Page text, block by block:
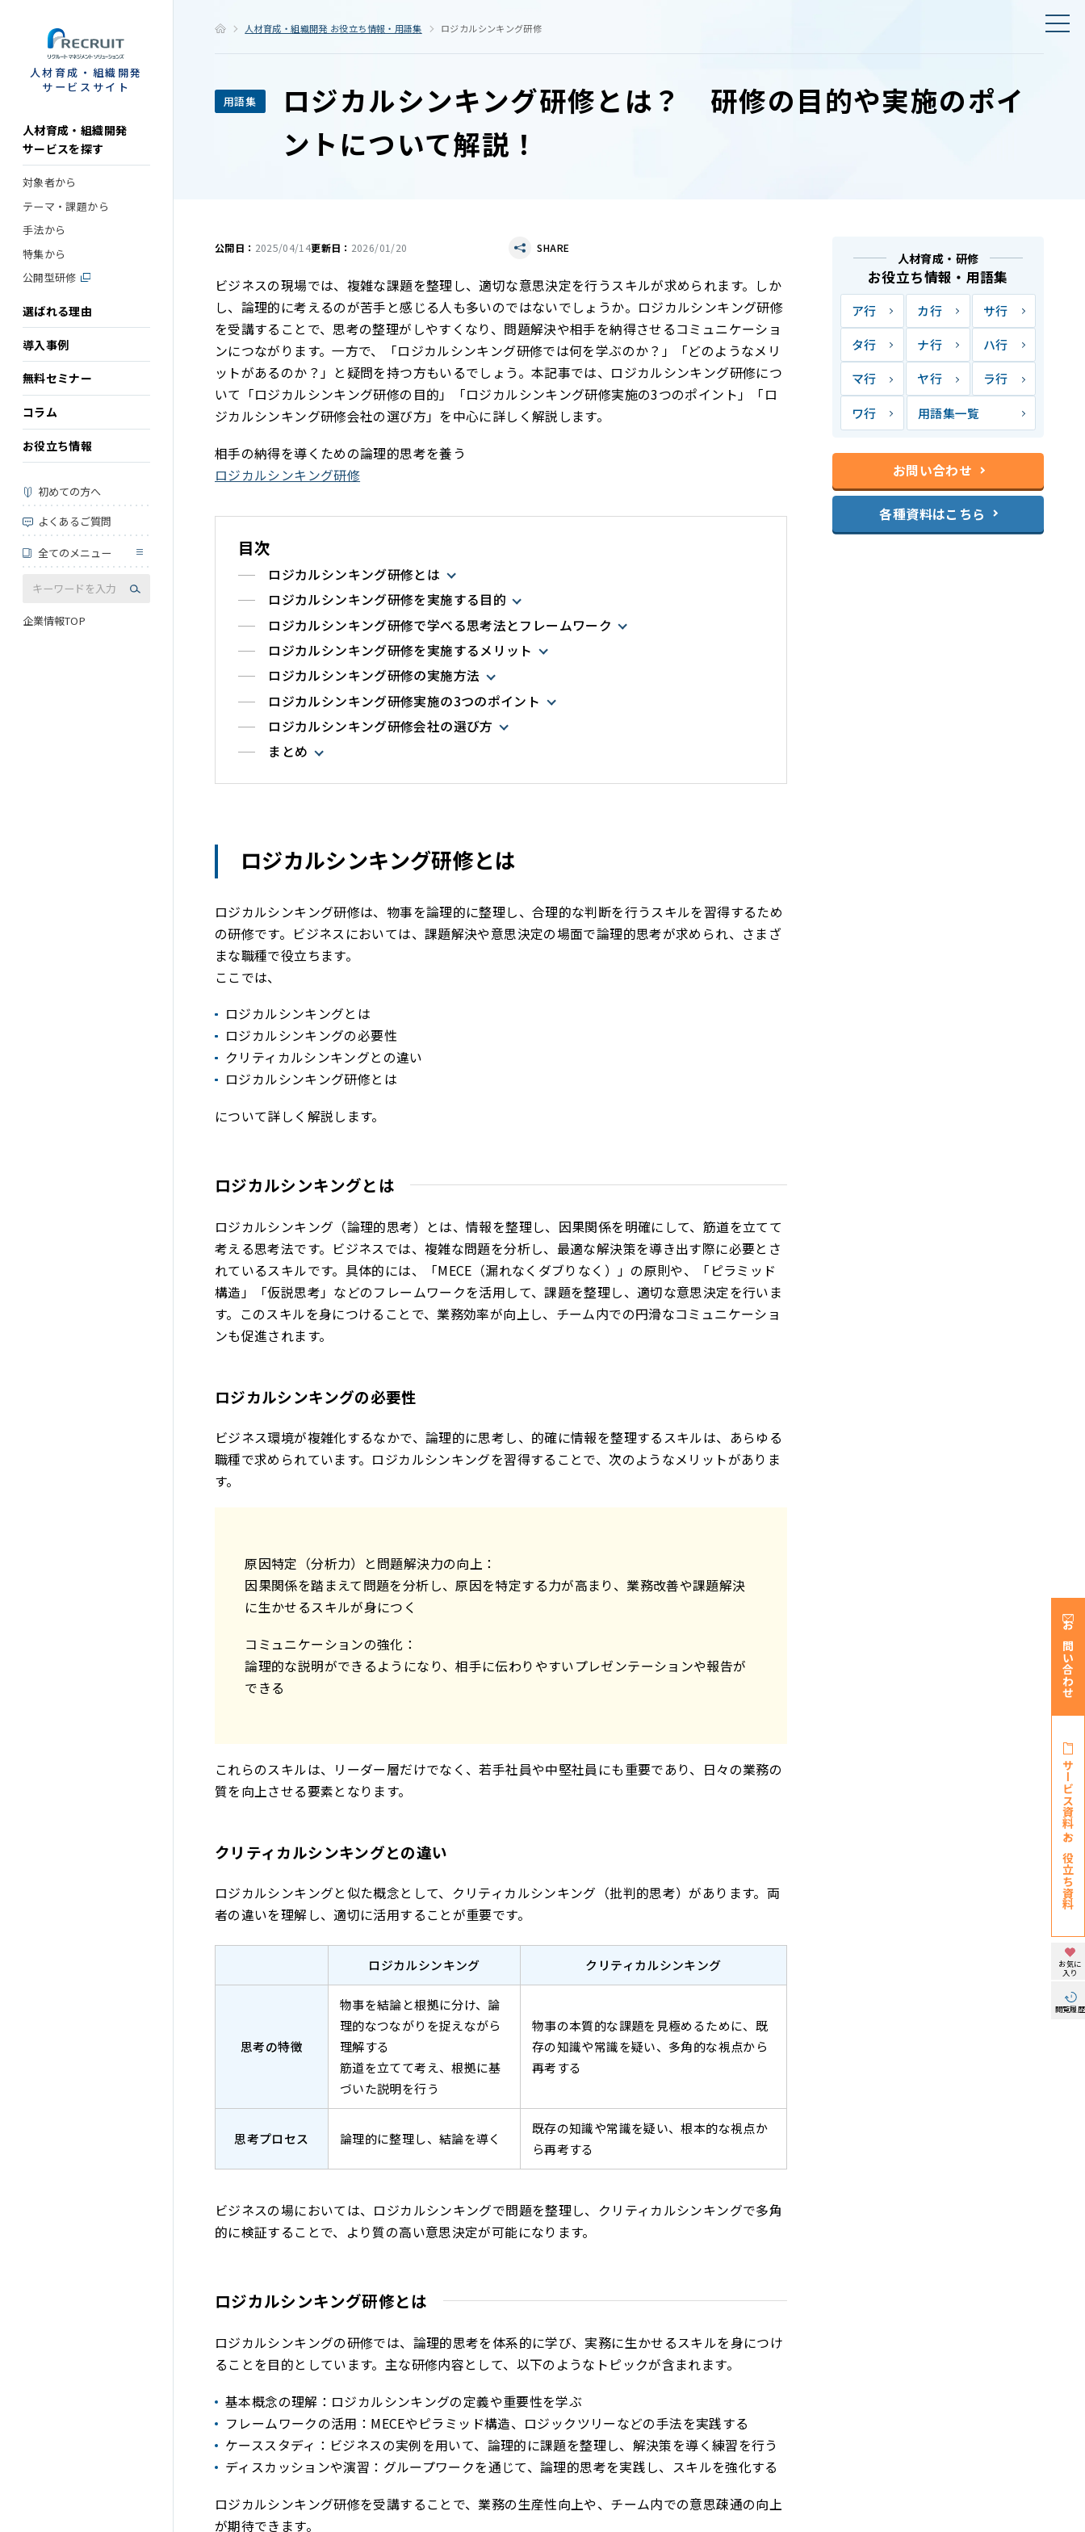
人材育成・組織開発
サービスサイト
人材育成・組織開発
サービスを探す
対象者から
テーマ・課題から
手法から
特集から
公開型研修
選ばれる理由
導入事例
無料セミナー
コラム
お役立ち情報
初めての方へ
よくあるご質問
全てのメニュー
企業情報TOP
人材育成・組織開発 お役立ち情報・用語集 ロジカルシンキング研修
用語集
ロジカルシンキング研修とは？ 研修の目的や実施のポイ
ントについて解説！
公開日： 2025/04/14更新日： 2026/01/20 SHARE
ビジネスの現場では、複雑な課題を整理し、適切な意思決定を行うスキルが求められます。しか
し、論理的に考えるのが苦手と感じる人も多いのではないでしょうか。ロジカルシンキング研修
を受講することで、思考の整理がしやすくなり、問題解決や相手を納得させるコミュニケーショ
ンにつながります。一方で、「ロジカルシンキング研修では何を学ぶのか？」「どのようなメリ
ットがあるのか？」と疑問を持つ方もいるでしょう。本記事では、ロジカルシンキング研修につ
いて「ロジカルシンキング研修の目的」「ロジカルシンキング研修実施の3つのポイント」「ロ
ジカルシンキング研修会社の選び方」を中心に詳しく解説します。
相手の納得を導くための論理的思考を養う
ロジカルシンキング研修
目次
ロジカルシンキング研修とは
ロジカルシンキング研修を実施する目的
ロジカルシンキング研修で学べる思考法とフレームワーク
ロジカルシンキング研修を実施するメリット
ロジカルシンキング研修の実施方法
ロジカルシンキング研修実施の3つのポイント
ロジカルシンキング研修会社の選び方
まとめ
ロジカルシンキング研修とは
ロジカルシンキング研修は、物事を論理的に整理し、合理的な判断を行うスキルを習得するため
の研修です。ビジネスにおいては、課題解決や意思決定の場面で論理的思考が求められ、さまざ
まな職種で役立ちます。
ここでは、
ロジカルシンキングとは
ロジカルシンキングの必要性
クリティカルシンキングとの違い
ロジカルシンキング研修とは
について詳しく解説します。
ロジカルシンキングとは
ロジカルシンキング（論理的思考）とは、情報を整理し、因果関係を明確にして、筋道を立てて
考える思考法です。ビジネスでは、複雑な問題を分析し、最適な解決策を導き出す際に必要とさ
れているスキルです。具体的には、「MECE（漏れなくダブりなく）」の原則や、「ピラミッド
構造」「仮説思考」などのフレームワークを活用して、課題を整理し、適切な意思決定を行いま
す。このスキルを身につけることで、業務効率が向上し、チーム内での円滑なコミュニケーショ
ンも促進されます。
ロジカルシンキングの必要性
ビジネス環境が複雑化するなかで、論理的に思考し、的確に情報を整理するスキルは、あらゆる
職種で求められています。ロジカルシンキングを習得することで、次のようなメリットがありま
す。
原因特定（分析力）と問題解決力の向上：
因果関係を踏まえて問題を分析し、原因を特定する力が高まり、業務改善や課題解決
に生かせるスキルが身につく
コミュニケーションの強化：
論理的な説明ができるようになり、相手に伝わりやすいプレゼンテーションや報告が
できる
これらのスキルは、リーダー層だけでなく、若手社員や中堅社員にも重要であり、日々の業務の
質を向上させる要素となります。
クリティカルシンキングとの違い
ロジカルシンキングと似た概念として、クリティカルシンキング（批判的思考）があります。両
者の違いを理解し、適切に活用することが重要です。
ロジカルシンキング クリティカルシンキング
思考の特徴
物事を結論と根拠に分け、論
理的なつながりを捉えながら
理解する
筋道を立てて考え、根拠に基
づいた説明を行う
物事の本質的な課題を見極めるために、既
存の知識や常識を疑い、多角的な視点から
再考する
思考プロセス 論理的に整理し、結論を導く
既存の知識や常識を疑い、根本的な視点か
ら再考する
ビジネスの場においては、ロジカルシンキングで問題を整理し、クリティカルシンキングで多角
的に検証することで、より質の高い意思決定が可能になります。
ロジカルシンキング研修とは
ロジカルシンキングの研修では、論理的思考を体系的に学び、実務に生かせるスキルを身につけ
ることを目的としています。主な研修内容として、以下のようなトピックが含まれます。
基本概念の理解：ロジカルシンキングの定義や重要性を学ぶ
フレームワークの活用：MECEやピラミッド構造、ロジックツリーなどの手法を実践する
ケーススタディ：ビジネスの実例を用いて、論理的に課題を整理し、解決策を導く練習を行う
ディスカッションや演習：グループワークを通じて、論理的思考を実践し、スキルを強化する
ロジカルシンキング研修を受講することで、業務の生産性向上や、チーム内での意思疎通の向上
が期待できます。
人材育成・研修
お役立ち情報・用語集
ア行 カ行 サ行
タ行 ナ行 ハ行
マ行 ヤ行 ラ行
ワ行 用語集一覧
お問い合わせ
各種資料はこちら
お問い合わせ
サービス資料・
お役立ち資料
お気に
入り
閲覧履歴